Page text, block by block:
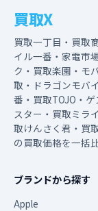
買取X
買取一丁目・買取
イル一番・家電市
ク・買取楽園・モ
取・ドラゴンモバ
番・買取TOJO・
スター・買取ミラ
取けんさく君・買
の買取価格を一括
ブランドから探す
Apple